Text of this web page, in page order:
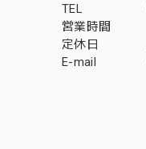
TEL
営業時間
定休日
E-mail